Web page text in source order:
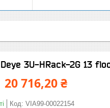
3U-HRack-2G 13
20 716,20 ₴
Код: VIA99-00022154